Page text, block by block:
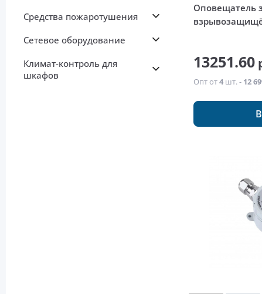
Оповещатель
13251.60
Опт от4 шт. - 12
Средства пожаротушения
Сетевое оборудование
Климат-контроль для
шкафов